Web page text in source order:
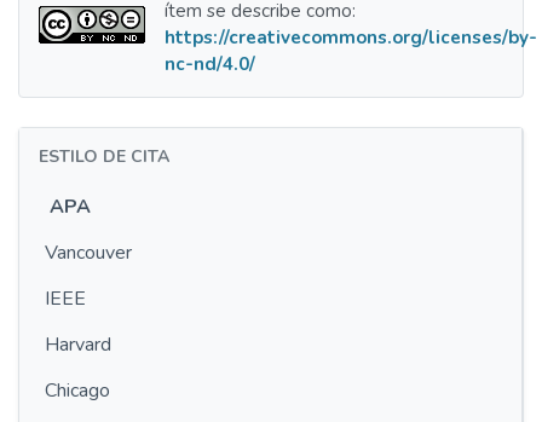
ítem se describe como:
https://creativecommons.org/licenses/by-
nc-nd/4.0/
ESTILO DE CITA
APA
Vancouver
IEEE
Harvard
Chicago